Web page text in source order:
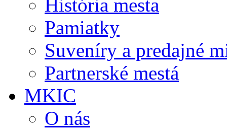
História mesta
Pamiatky
Suveníry a predajné
Partnerské mestá
MKIC
O nás